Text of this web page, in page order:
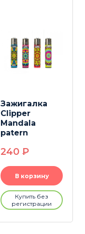
Зажигалка
Clipper
Mandala
patern
240 P
В корзину
Купить без
регистрации